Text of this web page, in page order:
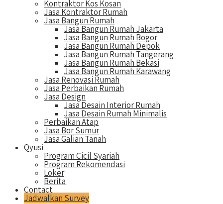
Kontraktor Kos Kosan
Jasa Kontraktor Rumah
Jasa Bangun Rumah
Jasa Bangun Rumah Jakarta
Jasa Bangun Rumah Bogor
Jasa Bangun Rumah Depok
Jasa Bangun Rumah Tangerang
Jasa Bangun Rumah Bekasi
Jasa Bangun Rumah Karawang
Jasa Renovasi Rumah
Jasa Perbaikan Rumah
Jasa Design
Jasa Desain Interior Rumah
Jasa Desain Rumah Minimalis
Perbaikan Atap
Jasa Bor Sumur
Jasa Galian Tanah
Qyusi
Program Cicil Syariah
Program Rekomendasi
Loker
Berita
Contact
Jadwalkan Survey